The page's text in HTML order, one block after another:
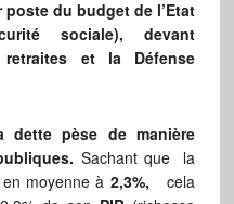
du budget de l’Etat
sociale), devant
retraites et la Défense
pèse de manière
Sachant que la
moyenne à 2,3%, cela